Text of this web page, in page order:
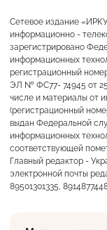
Сетевое издание
информационно -
зарегистрировано
информационных
регистрационный
ЭЛ № ФС77- 74945 от
числе и материалы от
(регистрационный
выдан Федеральной
информационных
соответствующей
Главный редактор -
электронной почты
89501301335,